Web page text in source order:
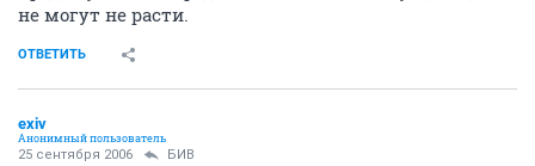
не могут не расти.
ОТВЕТИТЬ
exiv
Анонимный пользователь
25 сентября 2006 БИВ